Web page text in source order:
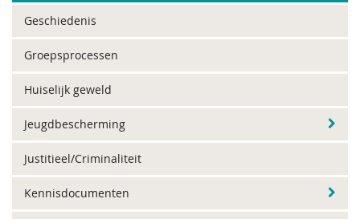
Geschiedenis
Groepsprocessen
Huiselijk geweld
Jeugdbescherming
Justitieel/Criminaliteit
Kennisdocumenten